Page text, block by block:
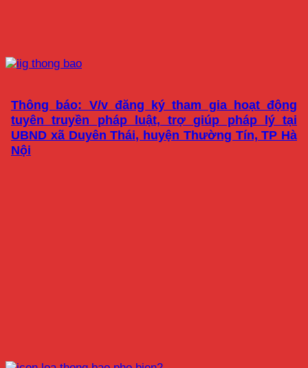
Thông báo: V/v đăng ký tham gia hoạt động
tuyên truyền pháp luật, trợ giúp pháp lý tại
UBND xã Duyên Thái, huyện Thường Tín, TP Hà
Nội